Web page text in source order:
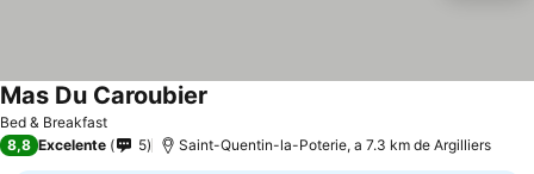
Bed & Breakfast
Mas Du Caroubier
8,8 Excelente 5 Saint-Quentin-la-Poterie, a 7.3 km de Argilliers